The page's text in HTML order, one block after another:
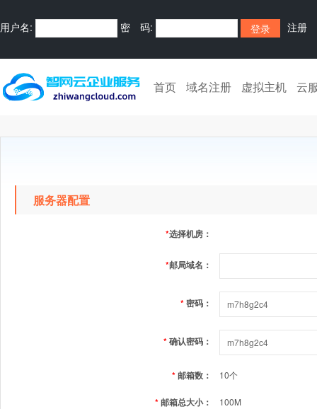
用户名: 密 码: 注册
首页 域名注册 虚拟主机 云
服务器配置
*选择机房：
*邮局域名：
*密码：
*确认密码：
*邮箱数： 10个
*邮箱总大小： 100M